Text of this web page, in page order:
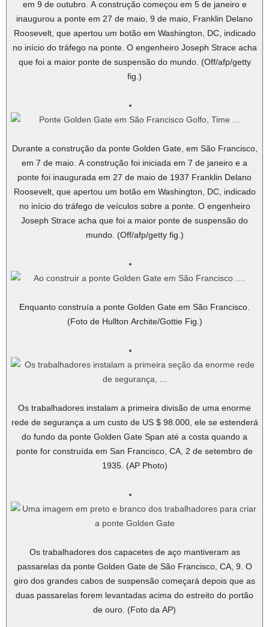
em 9 de outubro. A construção começou em 5 de janeiro e
inaugurou a ponte em 27 de maio, 9 de maio, Franklin Delano
Roosevelt, que apertou um botão em Washington, DC, indicado
no início do tráfego na ponte. O engenheiro Joseph Strace acha
que foi a maior ponte de suspensão do mundo. (Off/afp/getty
fig.)
Durante a construção da ponte Golden Gate, em São Francisco,
em 7 de maio. A construção foi iniciada em 7 de janeiro e a
ponte foi inaugurada em 27 de maio de 1937 Franklin Delano
Roosevelt, que apertou um botão em Washington, DC, indicado
no início do tráfego de veículos sobre a ponte. O engenheiro
Joseph Strace acha que foi a maior ponte de suspensão do
mundo. (Off/afp/getty fig.)
Enquanto construía a ponte Golden Gate em São Francisco.
(Foto de Hullton Archite/Gottie Fig.)
Os trabalhadores instalam a primeira divisão de uma enorme
rede de segurança a um custo de US $ 98.000, ele se estenderá
do fundo da ponte Golden Gate Span até a costa quando a
ponte for construída em San Francisco, CA, 2 de setembro de
1935. (AP Photo)
Os trabalhadores dos capacetes de aço mantiveram as
passarelas da ponte Golden Gate de São Francisco, CA, 9. O
giro dos grandes cabos de suspensão começará depois que as
duas passarelas forem levantadas acima do estreito do portão
de ouro. (Foto da AP)